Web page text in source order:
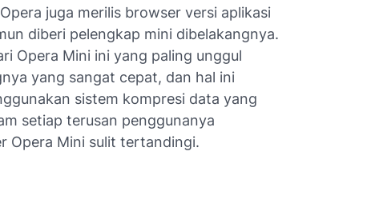
juga merilis browser versi aplikasi
diberi pelengkap mini dibelakangnya.
Opera Mini ini yang paling unggul
yang sangat cepat, dan hal ini
sistem kompresi data yang
setiap terusan penggunanya
Opera Mini sulit tertandingi.